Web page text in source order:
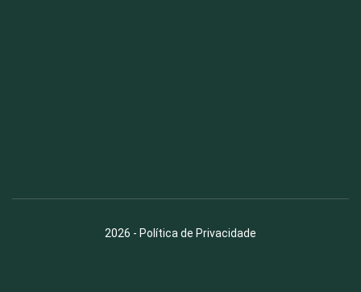
2026 - Política de Privacidade